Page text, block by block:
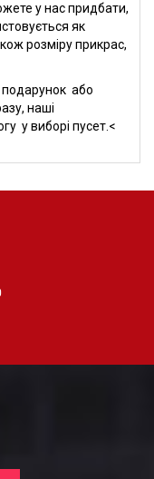
у нас придбати,
як
розміру прикрас,
подарунок або
наші
у виборі пусет.<